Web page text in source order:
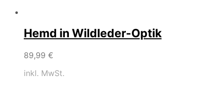
Hemd in Wildleder-Optik
89,99 €
inkl. MwSt.